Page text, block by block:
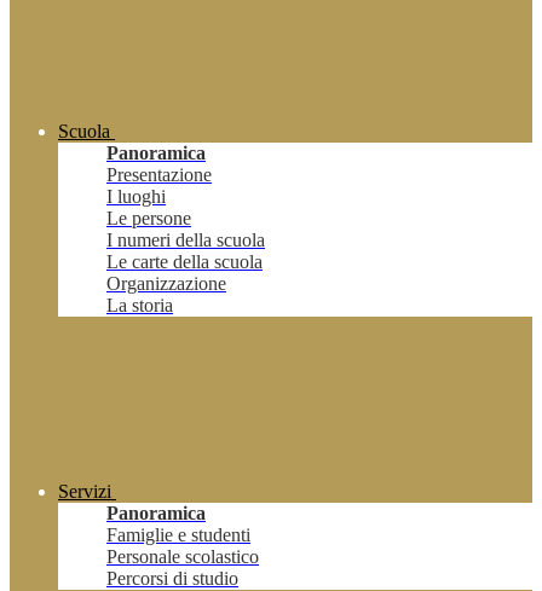
Scuola
Panoramica
Presentazione
I luoghi
Le persone
I numeri della scuola
Le carte della scuola
Organizzazione
La storia
Servizi
Panoramica
Famiglie e studenti
Personale scolastico
Percorsi di studio